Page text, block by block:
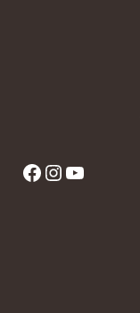
Facebook
Instagram
YouTube